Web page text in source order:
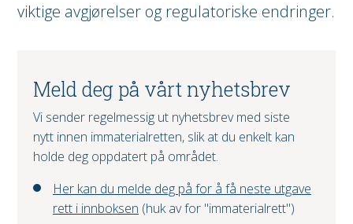
viktige avgjørelser og regulatoriske endringer.
Meld deg på vårt nyhetsbrev
Vi sender regelmessig ut nyhetsbrev med siste
nytt innen immaterialretten, slik at du enkelt kan
holde deg oppdatert på området.
Her kan du melde deg på for å få neste utgave
rett i innboksen (huk av for "immaterialrett")